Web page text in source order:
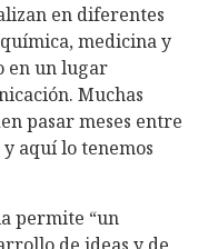
en diferentes
medicina y
en un lugar
Muchas
pasar meses entre
aquí lo tenemos
permite “un